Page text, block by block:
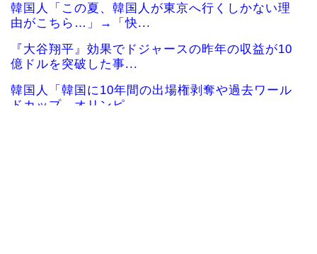
韓国人「この夏、韓国人が東京へ行くしかない理
由がこちら…」→「快...
『大谷翔平』効果でドジャースの昨年の収益が10
億ドルを突破した事...
韓国人「韓国に10年間の出場権剥奪や過去ワール
ドカップ、オリンピ...